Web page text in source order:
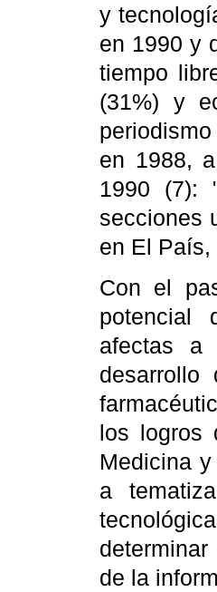
y
en 1990 y
tiempo
(31%) y
en 1988, a
1990 (7):
secciones
en El
Con el
potencial
afectas a
los logros
Medicina
a
de la